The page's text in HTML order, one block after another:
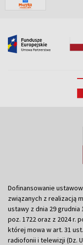
Dofinansowanie
związanych z realizacją
ustawy z dnia 29 grudnia
poz. 1722 oraz z 2024 r.
której mowa w art. 31
radiofonii i telewizji (Dz.